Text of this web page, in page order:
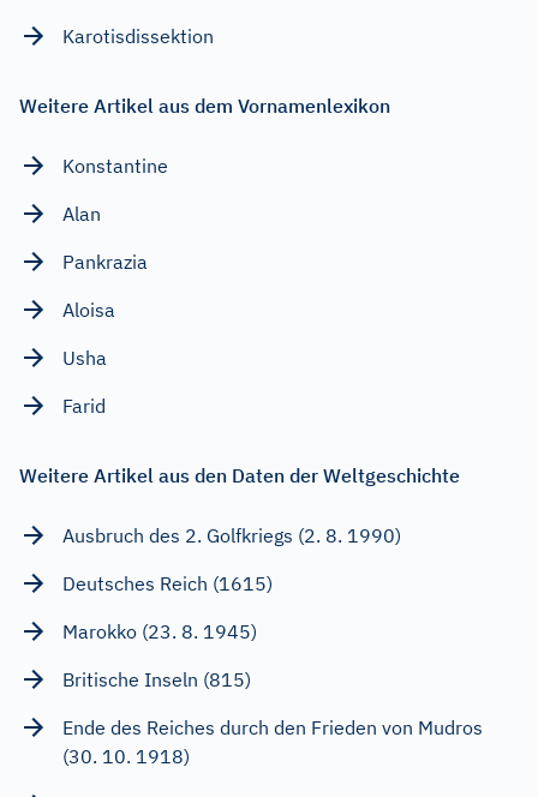
Karotisdissektion
Weitere Artikel aus dem Vornamenlexikon
Konstantine
Alan
Pankrazia
Aloisa
Usha
Farid
Weitere Artikel aus den Daten der Weltgeschichte
Ausbruch des 2. Golfkriegs (2. 8. 1990)
Deutsches Reich (1615)
Marokko (23. 8. 1945)
Britische Inseln (815)
Ende des Reiches durch den Frieden von Mudros
(30. 10. 1918)